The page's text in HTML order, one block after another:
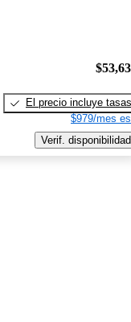
El precio incluye tasas
$979/mes
Verif. disponibilidad